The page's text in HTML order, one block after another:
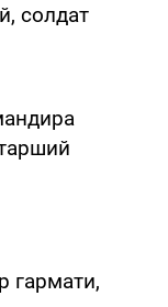
солдат
гармати,